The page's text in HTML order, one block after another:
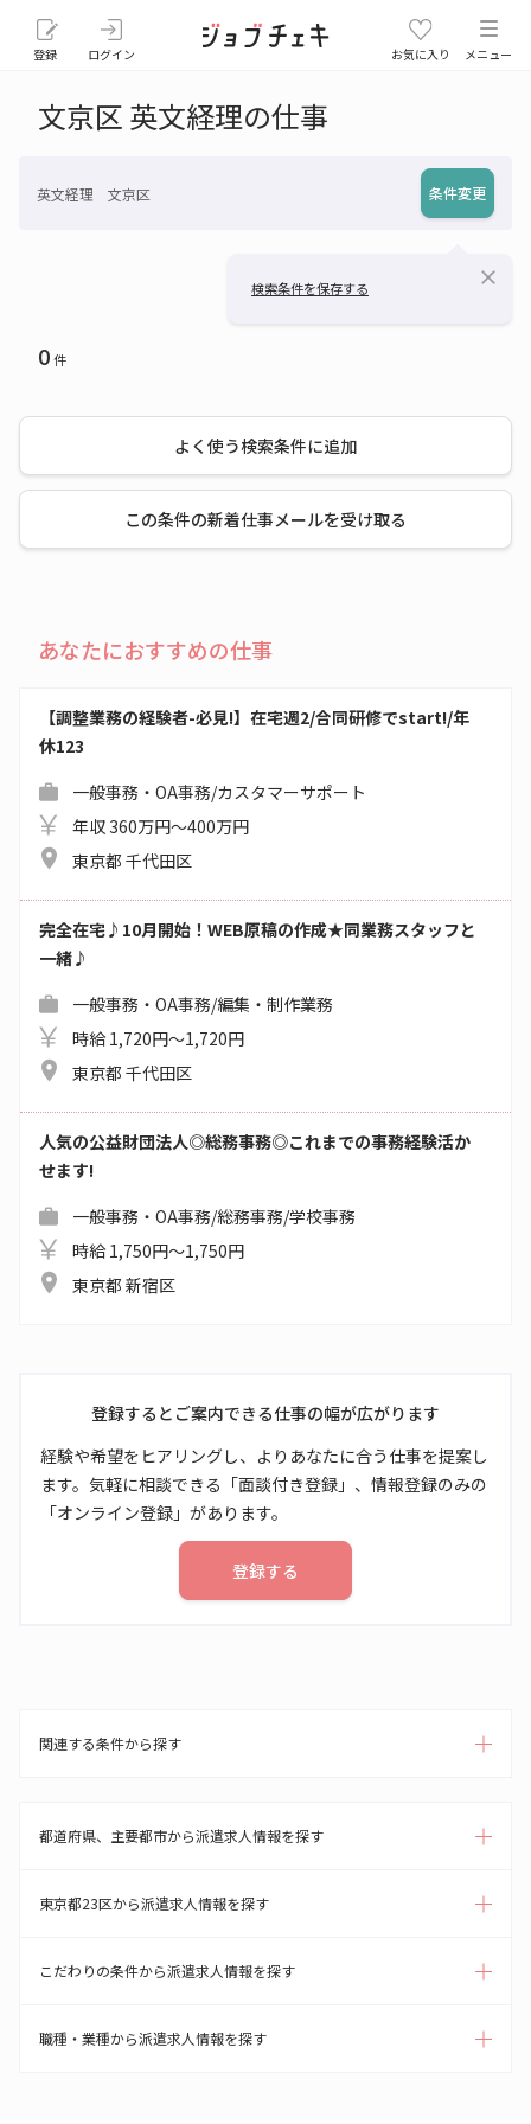
登録 ログイン お気に入り メニュー
文京区 英文経理の仕事
英文経理 文京区 条件変更
検索条件を保存する close
0件
よく使う検索条件に追加
この条件の新着仕事メールを受け取る
あなたにおすすめの仕事
【調整業務の経験者-必見!】在宅週2/合同研修でstart!/年
休123
一般事務・OA事務/カスタマーサポート
年収 360万円～400万円
東京都 千代田区
完全在宅♪10月開始！WEB原稿の作成★同業務スタッフと
一緒♪
一般事務・OA事務/編集・制作業務
時給 1,720円～1,720円
東京都 千代田区
人気の公益財団法人◎総務事務◎これまでの事務経験活か
せます!
一般事務・OA事務/総務事務/学校事務
時給 1,750円～1,750円
東京都 新宿区
登録するとご案内できる仕事の幅が広がります
経験や希望をヒアリングし、よりあなたに合う仕事を提案し
ます。気軽に相談できる「面談付き登録」、情報登録のみの
「オンライン登録」があります。
登録する
関連する条件から探す
都道府県、主要都市から派遣求人情報を探す
東京都23区から派遣求人情報を探す
こだわりの条件から派遣求人情報を探す
職種・業種から派遣求人情報を探す